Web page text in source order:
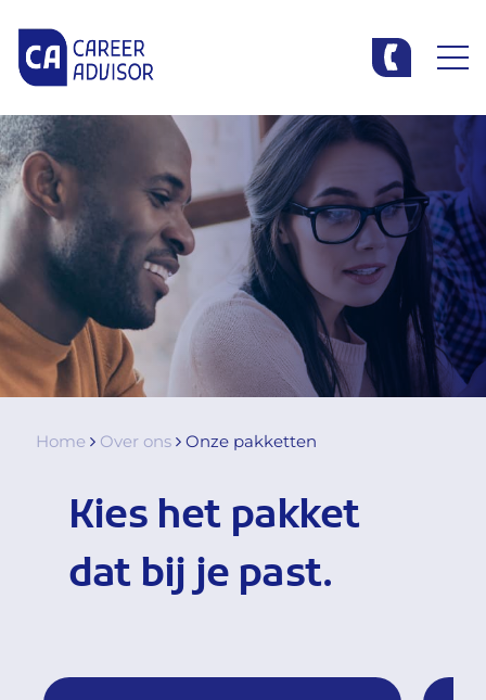
Home Over ons Onze pakketten
Kies het pakket
dat bij je past.